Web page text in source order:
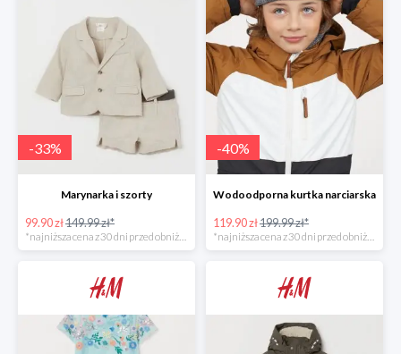
-33%
Marynarka i szorty
99.90 zł149.99 zł*
-40%
Wodoodporna kurtka narciarska
119.90 zł199.99 zł*